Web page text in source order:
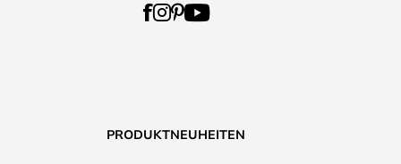
PRODUKTNEUHEITEN